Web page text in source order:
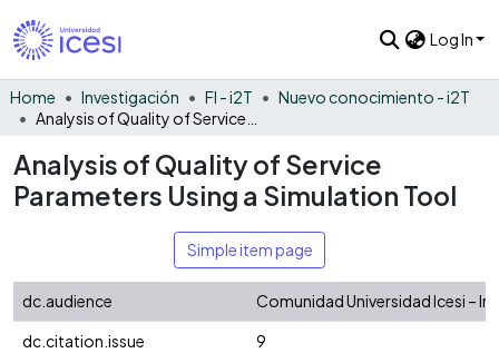
Log In
Home Investigación FI - i2T
Nuevo conocimiento - i2T
Analysis of Quality of Service
Parameters Using a Simulation Tool
Simple item page
dc.audience
Comunidad Universidad Icesi –
dc.citation.issue
9